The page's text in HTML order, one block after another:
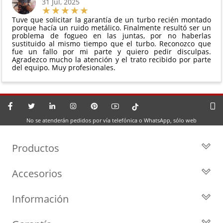
Tuve que solicitar la garantía de un turbo recién montado
porque hacía un ruido metálico. Finalmente resultó ser un
problema de fogueo en las juntas, por no haberlas
sustituido al mismo tiempo que el turbo. Reconozco que
fue un fallo por mi parte y quiero pedir disculpas.
Agradezco mucho la atención y el trato recibido por parte
del equipo. Muy profesionales.
No se atenderán pedidos por vía telefónica o WhatsApp, sólo web
Productos
Turbos por Marca
Cartuchos
Accesorios
Geometrías
Información